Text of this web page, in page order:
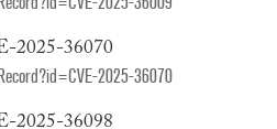
2025-36070
2025-36070
2025-36098